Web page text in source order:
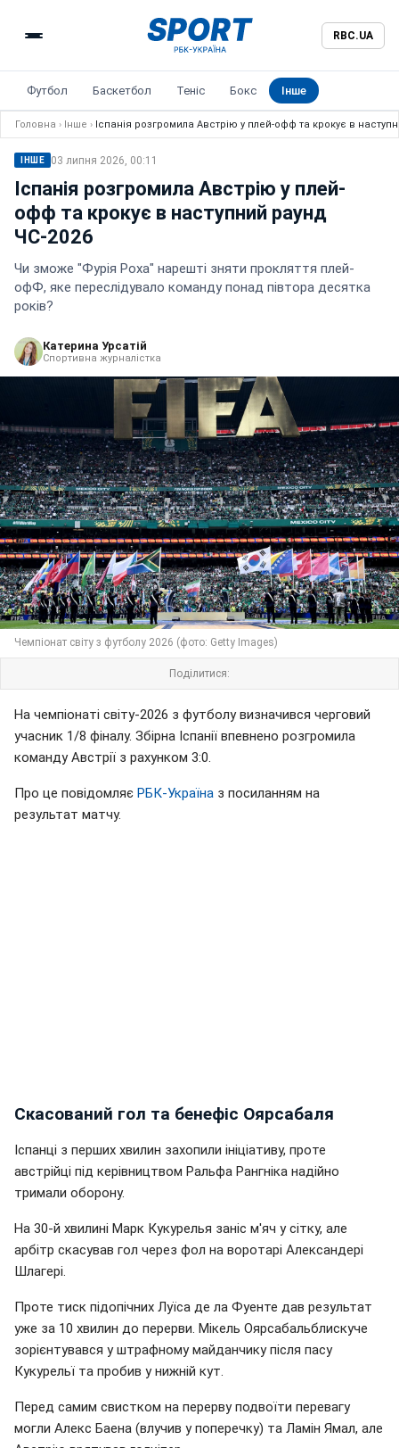
RBC.UA
Футбол Баскетбол Теніс Бокс Інше
Головна › Інше › Іспанія розгромила Австрію у плей-офф та крокує в
ІНШЕ 03 липня 2026, 00:11
Іспанія розгромила Австрію у плей-
офф та крокує в наступний раунд
ЧС-2026
Чи зможе "Фурія Роха" нарешті зняти прокляття плей-
офФ, яке переслідувало команду понад півтора десятка
років?
Катерина Урсатій
Спортивна журналістка
Чемпіонат світу з футболу 2026 (фото: Getty Images)
Поділитися:
На чемпіонаті світу-2026 з футболу визначився черговий
учасник 1/8 фіналу. Збірна Іспанії впевнено розгромила
команду Австрії з рахунком 3:0.
Про це повідомляє РБК-Україна з посиланням на
результат матчу.
Скасований гол та бенефіс Оярсабаля
Іспанці з перших хвилин захопили ініціативу, проте
австрійці під керівництвом Ральфа Рангніка надійно
тримали оборону.
На 30-й хвилині Марк Кукурелья заніс м'яч у сітку, але
арбітр скасував гол через фол на воротарі Александері
Шлагері.
Проте тиск підопічних Луїса де ла Фуенте дав результат
уже за 10 хвилин до перерви. Мікель Оярсабальблискуче
зорієнтувався у штрафному майданчику після пасу
Кукурельї та пробив у нижній кут.
Перед самим свистком на перерву подвоїти перевагу
могли Алекс Баена (влучив у поперечку) та Ламін Ямал, але